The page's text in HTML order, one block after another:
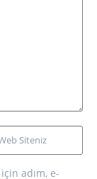
adım, e-